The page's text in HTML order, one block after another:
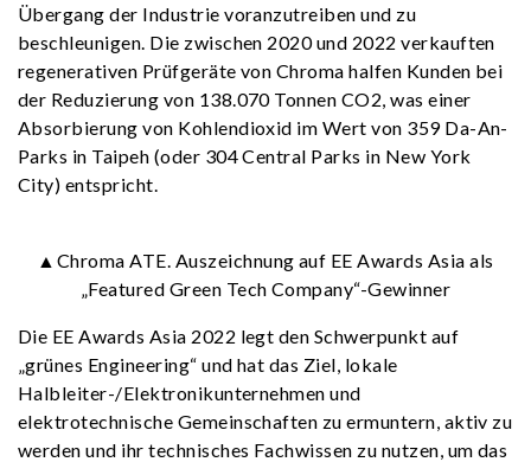
Übergang der Industrie voranzutreiben und zu
beschleunigen. Die zwischen 2020 und 2022 verkauften
regenerativen Prüfgeräte von Chroma halfen Kunden bei
der Reduzierung von 138.070 Tonnen CO2, was einer
Absorbierung von Kohlendioxid im Wert von 359 Da-An-
Parks in Taipeh (oder 304 Central Parks in New York
City) entspricht.
▲Chroma ATE. Auszeichnung auf EE Awards Asia als
„Featured Green Tech Company“-Gewinner
Die EE Awards Asia 2022 legt den Schwerpunkt auf
„grünes Engineering“ und hat das Ziel, lokale
Halbleiter-/Elektronikunternehmen und
elektrotechnische Gemeinschaften zu ermuntern, aktiv zu
werden und ihr technisches Fachwissen zu nutzen, um das